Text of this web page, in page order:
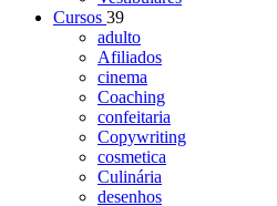
Cursos 39
adulto
Afiliados
cinema
Coaching
confeitaria
Copywriting
cosmetica
Culinária
desenhos